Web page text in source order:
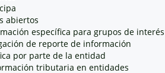
abiertos
específica para grupos de interés
de reporte de información
por parte de la entidad
tributaria en entidades